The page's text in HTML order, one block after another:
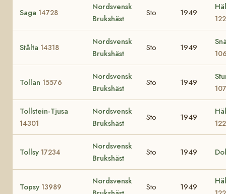
Saga 14728
Nordsvensk
Brukshäst
Sto 1949
Stålta 14318
Nordsvensk
Brukshäst
Sto 1949
Tollan 15576
Nordsvensk
Brukshäst
Sto 1949
Tollstein-Tjusa
14301
Nordsvensk
Brukshäst
Sto 1949
Tollsy 17234
Nordsvensk
Brukshäst
Sto 1949
Topsy 13989
Nordsvensk
Sto 1949